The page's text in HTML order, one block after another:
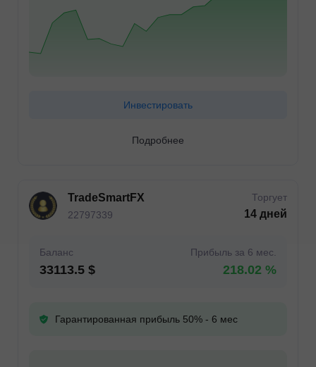
Инвестировать
Подробнее
TradeSmartFX
22797339
Торгует
14 дней
Баланс
33113.5 $
Прибыль за 6 мес.
218.02 %
Гарантированная прибыль 50% - 6 мес